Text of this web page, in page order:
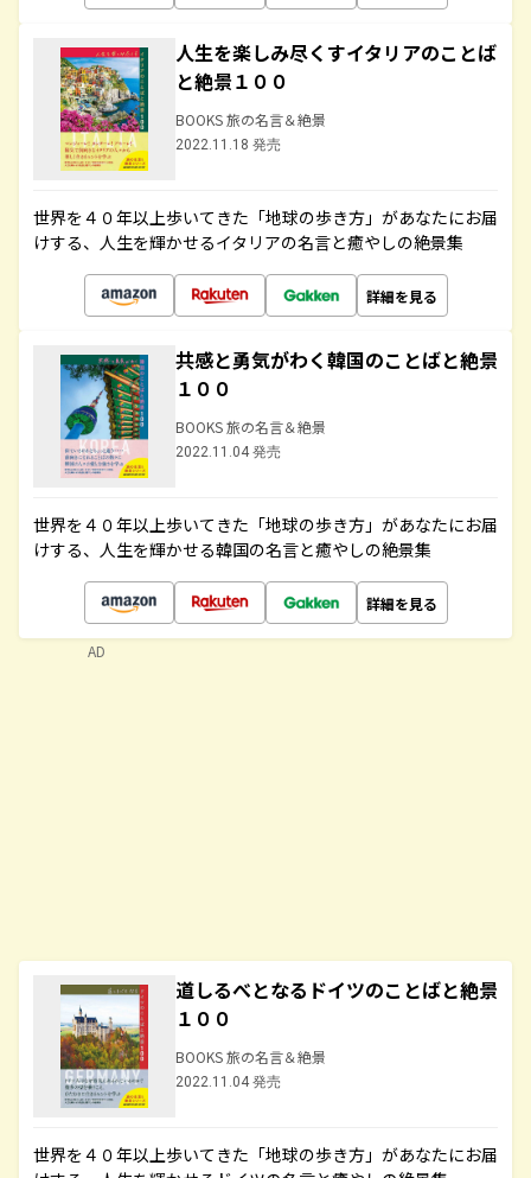
人生を楽しみ尽くすイタリアのことば
と絶景１００
BOOKS 旅の名言＆絶景
2022.11.18 発売
世界を４０年以上歩いてきた「地球の歩き方」があなたにお届
けする、人生を輝かせるイタリアの名言と癒やしの絶景集
詳細を見る
共感と勇気がわく韓国のことばと絶景
１００
BOOKS 旅の名言＆絶景
2022.11.04 発売
世界を４０年以上歩いてきた「地球の歩き方」があなたにお届
けする、人生を輝かせる韓国の名言と癒やしの絶景集
詳細を見る
道しるべとなるドイツのことばと絶景
１００
BOOKS 旅の名言＆絶景
2022.11.04 発売
世界を４０年以上歩いてきた「地球の歩き方」があなたにお届
AD